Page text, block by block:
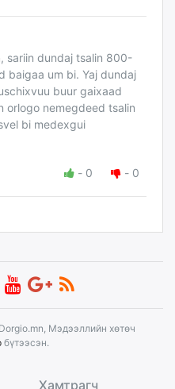
sariin dundaj tsalin 800-
baigaa um bi. Yaj dundaj
buur gaixaad
orlogo nemegdeed tsalin
bi medexgui
- 0 - 0
Мэдээллийн хөтөч
бүтээсэн.
Хамтрагч